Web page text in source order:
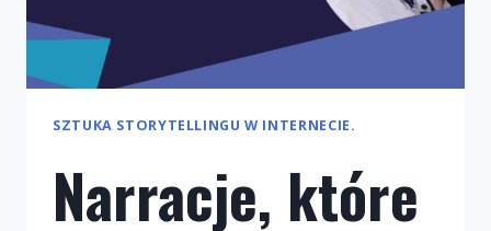
SZTUKA STORYTELLINGU W INTERNECIE.
Narracje, które